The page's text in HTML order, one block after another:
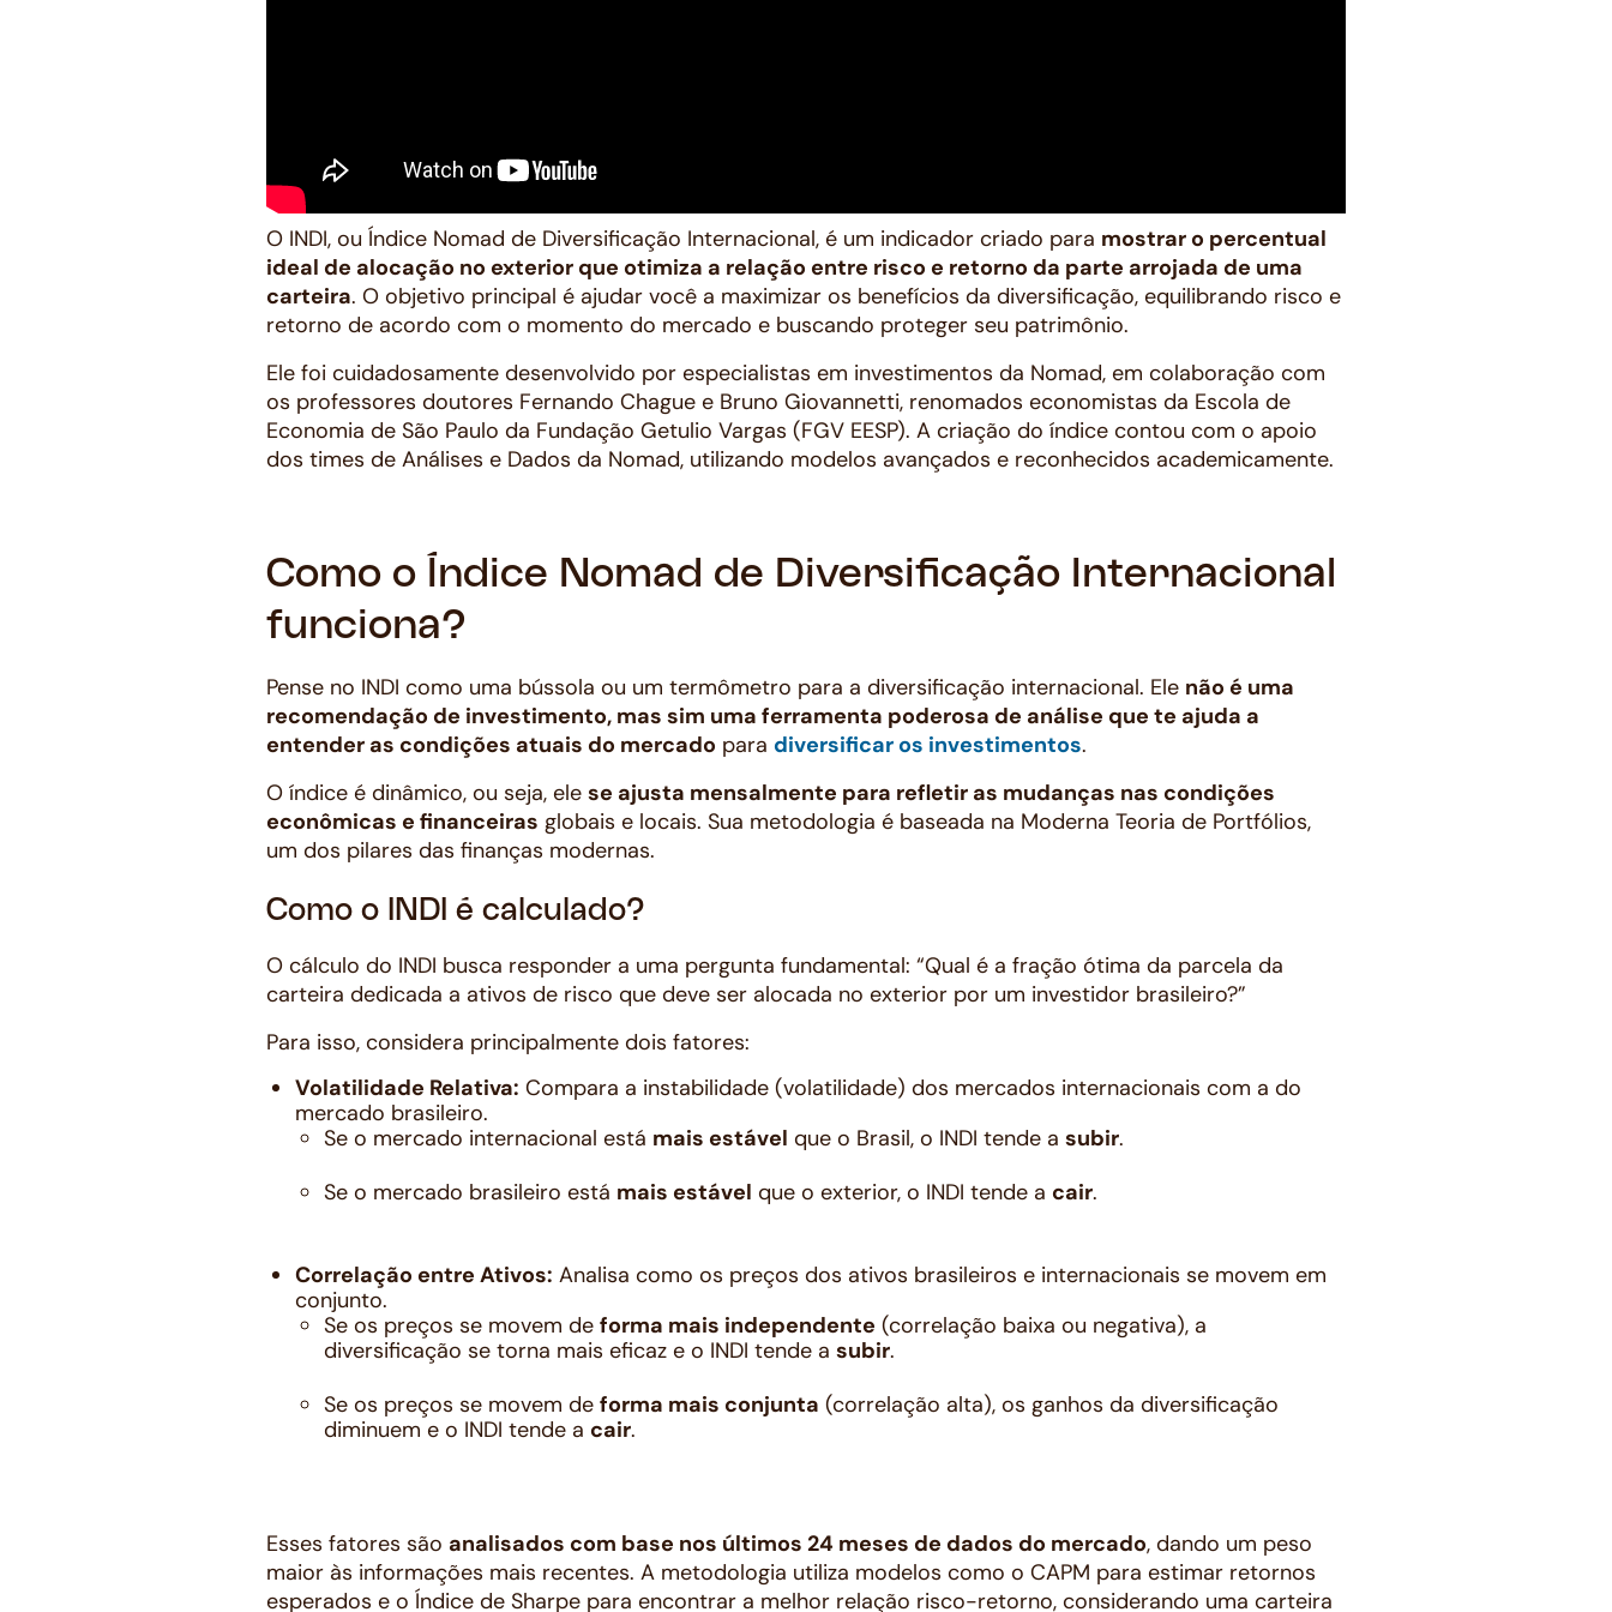
O INDI, ou Índice Nomad de Diversificação Internacional, é um indicador criado para mostrar o percentual
ideal de alocação no exterior que otimiza a relação entre risco e retorno da parte arrojada de uma
carteira. O objetivo principal é ajudar você a maximizar os benefícios da diversificação, equilibrando risco e
retorno de acordo com o momento do mercado e buscando proteger seu patrimônio.
Ele foi cuidadosamente desenvolvido por especialistas em investimentos da Nomad, em colaboração com
os professores doutores Fernando Chague e Bruno Giovannetti, renomados economistas da Escola de
Economia de São Paulo da Fundação Getulio Vargas (FGV EESP). A criação do índice contou com o apoio
dos times de Análises e Dados da Nomad, utilizando modelos avançados e reconhecidos academicamente.
Como o Índice Nomad de Diversificação Internacional
funciona?
Pense no INDI como uma bússola ou um termômetro para a diversificação internacional. Ele não é uma
recomendação de investimento, mas sim uma ferramenta poderosa de análise que te ajuda a
entender as condições atuais do mercado para diversificar os investimentos.
O índice é dinâmico, ou seja, ele se ajusta mensalmente para refletir as mudanças nas condições
econômicas e financeiras globais e locais. Sua metodologia é baseada na Moderna Teoria de Portfólios,
um dos pilares das finanças modernas.
Como o INDI é calculado?
O cálculo do INDI busca responder a uma pergunta fundamental: “Qual é a fração ótima da parcela da
carteira dedicada a ativos de risco que deve ser alocada no exterior por um investidor brasileiro?”
Para isso, considera principalmente dois fatores:
Volatilidade Relativa: Compara a instabilidade (volatilidade) dos mercados internacionais com a do
mercado brasileiro.
Se o mercado internacional está mais estável que o Brasil, o INDI tende a subir.
Se o mercado brasileiro está mais estável que o exterior, o INDI tende a cair.
Correlação entre Ativos: Analisa como os preços dos ativos brasileiros e internacionais se movem em
conjunto.
Se os preços se movem de forma mais independente (correlação baixa ou negativa), a
diversificação se torna mais eficaz e o INDI tende a subir.
Se os preços se movem de forma mais conjunta (correlação alta), os ganhos da diversificação
diminuem e o INDI tende a cair.
Esses fatores são analisados com base nos últimos 24 meses de dados do mercado, dando um peso
maior às informações mais recentes. A metodologia utiliza modelos como o CAPM para estimar retornos
esperados e o Índice de Sharpe para encontrar a melhor relação risco-retorno, considerando uma carteira